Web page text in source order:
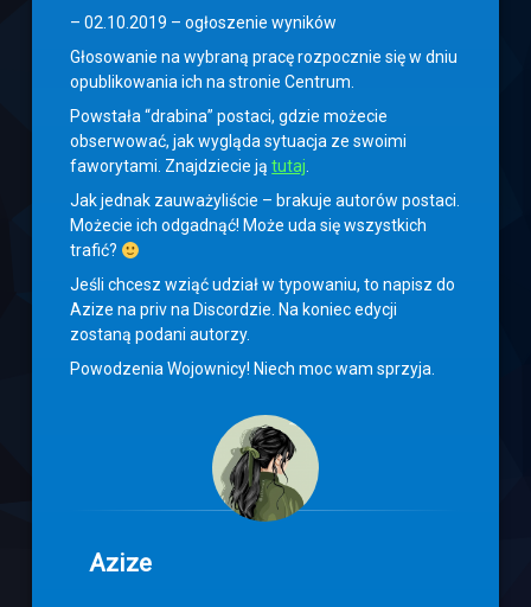
– 02.10.2019 – ogłoszenie wyników
Głosowanie na wybraną pracę rozpocznie się w dniu
opublikowania ich na stronie Centrum.
Powstała “drabina” postaci, gdzie możecie
obserwować, jak wygląda sytuacja ze swoimi
faworytami. Znajdziecie jątutaj.
Jak jednak zauważyliście – brakuje autorów postaci.
Możecie ich odgadnąć! Może uda się wszystkich
trafić?
Jeśli chcesz wziąć udział w typowaniu, to napisz do
Azize na priv na Discordzie. Na koniec edycji
zostaną podani autorzy.
Powodzenia Wojownicy! Niech moc wam sprzyja.
Azize